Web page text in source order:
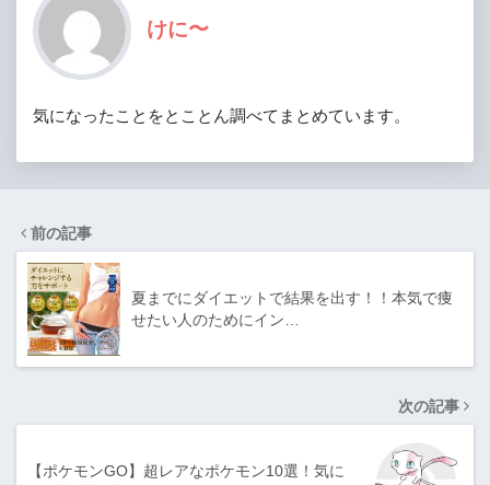
けに〜
気になったことをとことん調べてまとめています。
前の記事
夏までにダイエットで結果を出す！！本気で痩
せたい人のためにイン…
次の記事
【ポケモンGO】超レアなポケモン10選！気に